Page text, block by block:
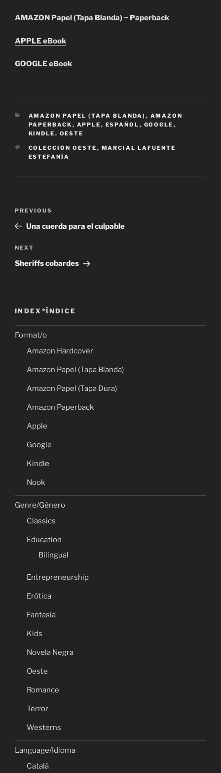
AMAZON Papel (Tapa Blanda) ~ Paperback
APPLE eBook
GOOGLE eBook
CATEGORIES
AMAZON PAPEL (TAPA BLANDA) , AMAZON
PAPERBACK , APPLE , ESPAÑOL , GOOGLE ,
KINDLE , OESTE
TAGS
COLECCIÓN OESTE , MARCIAL LAFUENTE
ESTEFANÍA
Previous
Post
PREVIOUS
Una cuerda para el culpable
Next
Post
NEXT
Sheriffs cobardes
INDEX*ÍNDICE
Format/o
Amazon Hardcover
Amazon Papel (Tapa Blanda)
Amazon Papel (Tapa Dura)
Amazon Paperback
Apple
Google
Kindle
Nook
Genre/Género
Classics
Education
Bilingual
Entrepreneurship
Erótica
Fantasía
Kids
Novela Negra
Oeste
Romance
Terror
Westerns
Language/Idioma
Català